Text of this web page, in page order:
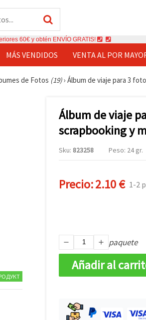
60€ y obtén ENVÍO GRATIS!
MÁS VENDIDOS VENTA AL POR
de Fotos (19)› Álbum de viaje para 3
Álbum de viaje
scrapbooking y
Sku: 823258 Peso: 24 gr.
Precio:2.10 € 1-2
paquete
Añadir al